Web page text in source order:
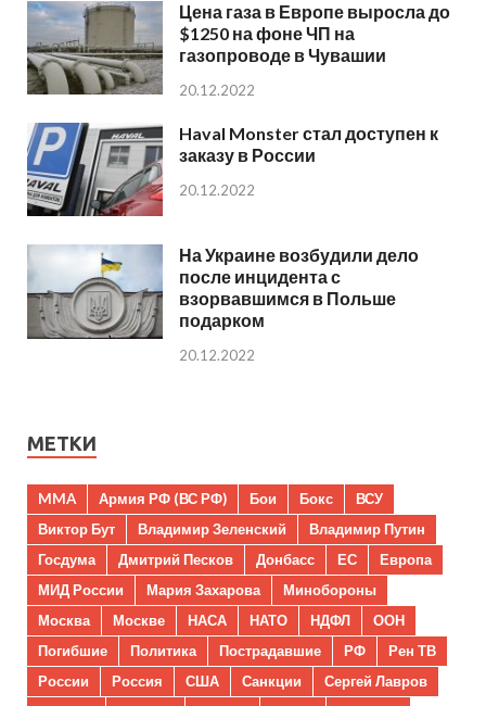
Цена газа в Европе выросла до
$1250 на фоне ЧП на
газопроводе в Чувашии
20.12.2022
Haval Monster стал доступен к
заказу в России
20.12.2022
На Украине возбудили дело
после инцидента с
взорвавшимся в Польше
подарком
20.12.2022
МЕТКИ
MMA Армия РФ (ВС РФ) Бои Бокс
ВСУ
Виктор Бут
Владимир Зеленский
Владимир Путин
Госдума
Дмитрий Песков Донбасс ЕС
Европа
МИД России
Мария Захарова
Минобороны
Москва
Москве НАСА НАТО НДФЛ
ООН
Погибшие
Политика Пострадавшие РФ
Рен ТВ
России
Россия США Санкции
Сергей Лавров